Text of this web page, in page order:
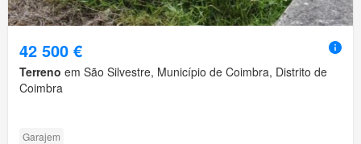
42 500 €
Terreno em São Silvestre, Município de Coimbra, Distrito de
Coimbra
Garajem